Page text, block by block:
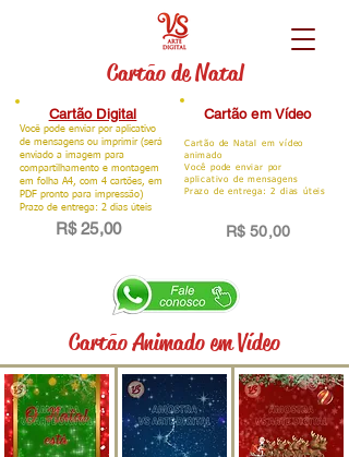
Cartão de Natal
Cartão Digital
Você pode enviar por aplicativo
de mensagens ou imprimir (será
enviado a imagem para
compartilhamento e montagem
em folha A4, com 4 cartões, em
PDF pronto para impressão)
Prazo de entrega: 2 dias úteis
R$ 25,00
Cartão em Vídeo
Cartão de Natal em vídeo
animado
Você pode enviar por
aplicativo de mensagens
Prazo de entrega: 2 dias úteis
R$ 50,00
Cartão Animado em Vídeo